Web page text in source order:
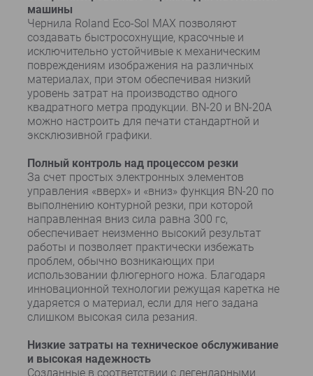
машины
Чернила Roland Eco-Sol MAX позволяют
создавать быстросохнущие, красочные и
исключительно устойчивые к механическим
повреждениям изображения на различных
материалах, при этом обеспечивая низкий
уровень затрат на производство одного
квадратного метра продукции. BN-20 и BN-20A
можно настроить для печати стандартной и
эксклюзивной графики.
Полный контроль над процессом резки
За счет простых электронных элементов
управления «вверх» и «вниз» функция BN-20 по
выполнению контурной резки, при которой
направленная вниз сила равна 300 гс,
обеспечивает неизменно высокий результат
работы и позволяет практически избежать
проблем, обычно возникающих при
использовании флюгерного ножа. Благодаря
инновационной технологии режущая каретка не
ударяется о материал, если для него задана
слишком высокая сила резания.
Низкие затраты на техническое обслуживание
и высокая надежность
Созданные в соответствии с легендарными